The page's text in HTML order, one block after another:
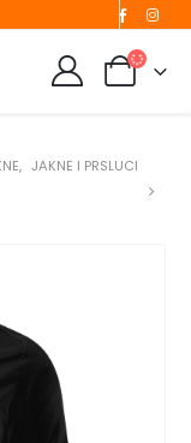
, JAKNE I PRSLUCI